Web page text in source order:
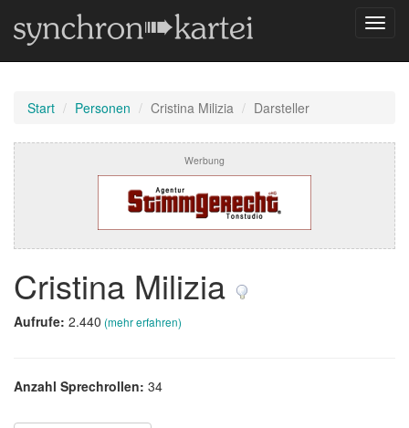
Start Personen Cristina Milizia Darsteller
Werbung
Cristina Milizia
Aufrufe: 2.440 (mehr erfahren)
Anzahl Sprechrollen: 34